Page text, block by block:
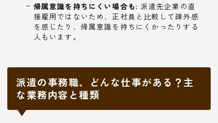
帰属意識を持ちにくい場合も: 派遣先企業の直
接雇用ではないため、正社員と比較して疎外感
を感じたり、帰属意識を持ちにくかったりする
人もいます。
派遣の事務職、どんな仕事がある？主
な業務内容と種類